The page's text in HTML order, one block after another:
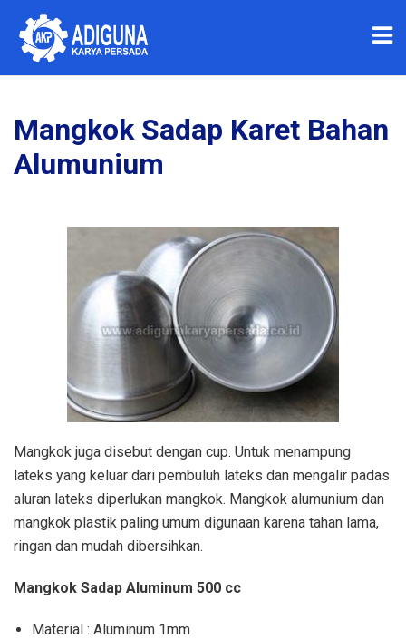
Mangkok Sadap Karet Bahan
Alumunium
Mangkok juga disebut dengan cup. Untuk menampung
lateks yang keluar dari pembuluh lateks dan mengalir padas
aluran lateks diperlukan mangkok. Mangkok alumunium dan
mangkok plastik paling umum digunaan karena tahan lama,
ringan dan mudah dibersihkan.
Mangkok Sadap Aluminum 500 cc
Material : Aluminum 1mm